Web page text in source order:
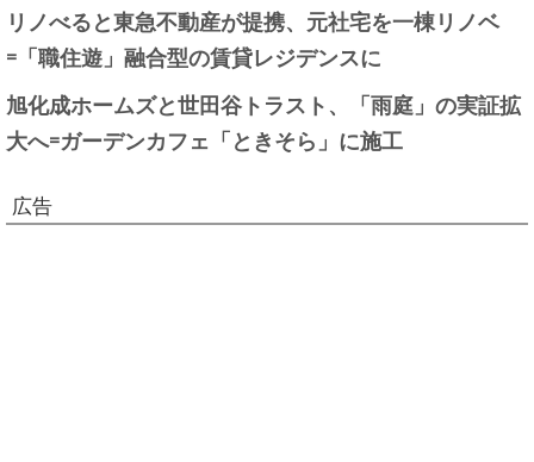
リノべると東急不動産が提携、元社宅を一棟リノベ
=「職住遊」融合型の賃貸レジデンスに
旭化成ホームズと世田谷トラスト、「雨庭」の実証拡
大へ=ガーデンカフェ「ときそら」に施工
広告